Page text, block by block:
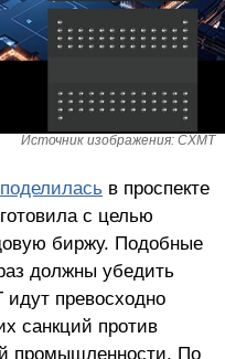
Источник изображения: CXMT
поделилась в проспекте
с целью
биржу. Подобные
должны убедить
идут превосходно
санкций против
промышленности. По